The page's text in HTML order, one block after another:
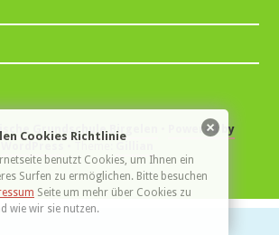
Grundschule Birgelen
Powered by
Cookies Richtlinie
benutzt Cookies, um Ihnen ein
Surfen zu ermöglichen. Bitte besuchen
Seite um mehr über Cookies zu
wie wir sie nutzen.